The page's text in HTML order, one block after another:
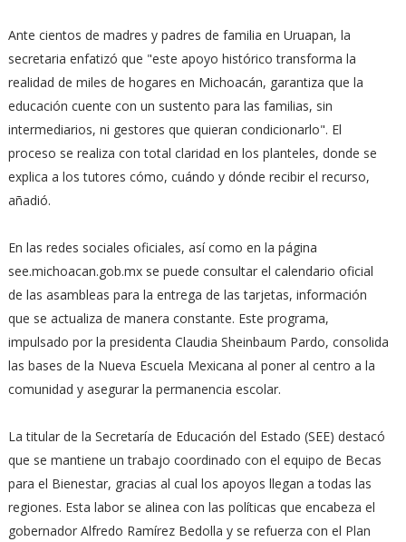
Ante cientos de madres y padres de familia en Uruapan, la
secretaria enfatizó que "este apoyo histórico transforma la
realidad de miles de hogares en Michoacán, garantiza que la
educación cuente con un sustento para las familias, sin
intermediarios, ni gestores que quieran condicionarlo". El
proceso se realiza con total claridad en los planteles, donde se
explica a los tutores cómo, cuándo y dónde recibir el recurso,
añadió.
En las redes sociales oficiales, así como en la página
see.michoacan.gob.mx se puede consultar el calendario oficial
de las asambleas para la entrega de las tarjetas, información
que se actualiza de manera constante. Este programa,
impulsado por la presidenta Claudia Sheinbaum Pardo, consolida
las bases de la Nueva Escuela Mexicana al poner al centro a la
comunidad y asegurar la permanencia escolar.
La titular de la Secretaría de Educación del Estado (SEE) destacó
que se mantiene un trabajo coordinado con el equipo de Becas
para el Bienestar, gracias al cual los apoyos llegan a todas las
regiones. Esta labor se alinea con las políticas que encabeza el
gobernador Alfredo Ramírez Bedolla y se refuerza con el Plan